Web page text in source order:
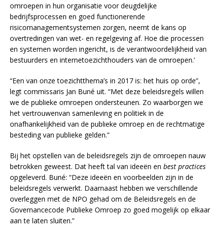
omroepen in hun organisatie voor deugdelijke
bedrijfsprocessen en goed functionerende
risicomanagementsystemen zorgen, neemt de kans op
overtredingen van wet- en regelgeving af. Hoe die processen
en systemen worden ingericht, is de verantwoordelijkheid van
bestuurders en internetoezichthouders van de omroepen.’
“Een van onze toezichtthema’s in 2017 is: het huis op orde”,
legt commissaris Jan Buné uit. “Met deze beleidsregels willen
we de publieke omroepen ondersteunen. Zo waarborgen we
het vertrouwenvan samenleving en politiek in de
onafhankelijkheid van de publieke omroep en de rechtmatige
besteding van publieke gelden.”
Bij het opstellen van de beleidsregels zijn de omroepen nauw
betrokken geweest. Dat heeft tal van ideeën en best practices
opgeleverd. Buné: “Deze ideeën en voorbeelden zijn in de
beleidsregels verwerkt. Daarnaast hebben we verschillende
overleggen met de NPO gehad om de Beleidsregels en de
Governancecode Publieke Omroep zo goed mogelijk op elkaar
aan te laten sluiten.”